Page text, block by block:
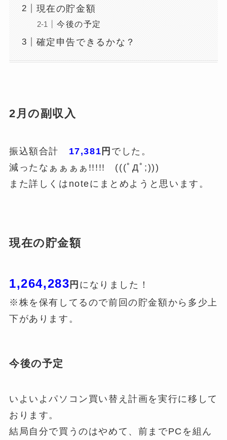
現在の貯金額
今後の予定
確定申告できるかな？
2月の副収入
振込額合計 17,381 円 でした。
減ったなぁぁぁぁ!!!!! (((ﾟДﾟ;)))
また詳しくはnoteにまとめようと思います。
現在の貯金額
1,264,283 円 になりました！
※株を保有してるので前回の貯金額から多少上
下があります。
今後の予定
いよいよパソコン買い替え計画を実行に移して
おります。
結局自分で買うのはやめて、前までPCを組ん